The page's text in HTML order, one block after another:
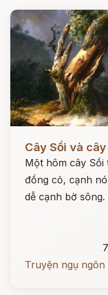
Cây Sồi và
Một hôm cây
đồng cỏ, cạnh
dễ cạnh bờ
Truyện ngụ ngôn